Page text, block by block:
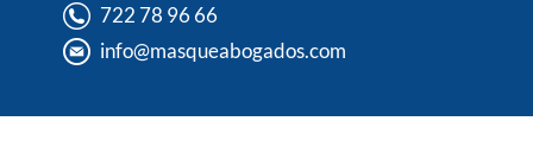
722 78 96 66
info@masqueabogados.com